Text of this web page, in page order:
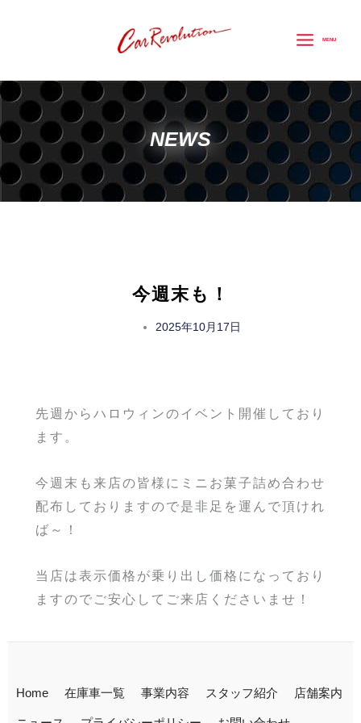
キ
プ
MENU
NEWS
今週末も！
2025年10月17日
先週からハロウィンのイベント開催しており
ます。
今週末も来店の皆様にミニお菓子詰め合わせ
配布しておりますので是非足を運んで頂けれ
ば～！
当店は表示価格が乗り出し価格になっており
ますのでご安心してご来店くださいませ！
Home 在庫車一覧 事業内容 スタッフ紹介 店舗案内